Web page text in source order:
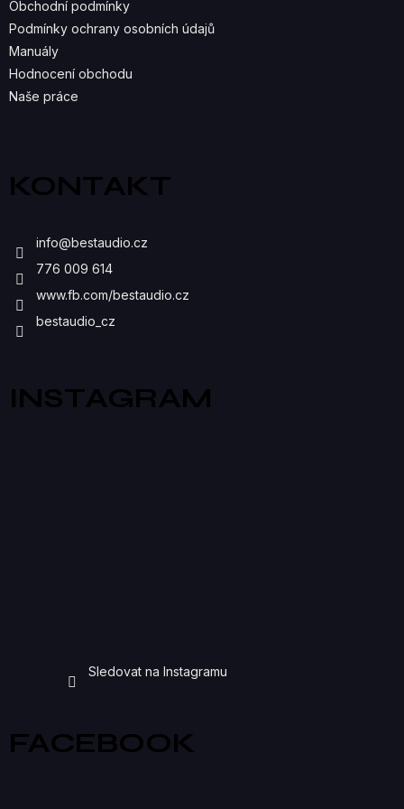
R
V
Obchodní podmínky
Podmínky ochrany osobních údajů
Manuály
Hodnocení obchodu
Naše práce
KONTAKT
info@bestaudio.cz
776 009 614
www.fb.com/bestaudio.cz
bestaudio_cz
INSTAGRAM
Sledovat na Instagramu
FACEBOOK